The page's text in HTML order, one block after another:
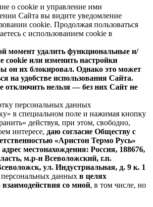
о cookie и управление ими
Сайта вы видите уведомление
cookie. Продолжая пользоваться
с использованием cookie в
момент удалить функциональные и/
cookie или изменить настройки
он их блокировал. Однако это может
на удобстве использования Сайта.
отключить нельзя — без них Сайт не
персональных данных
в специальном поле и нажимая кнопку
действуя, при этом, свободно,
интересе, даю согласие Обществу с
«Аристон Термо Русь»
местонахождения: Россия, 188676,
м.р-н Всеволожский, г.п.
ул. Индустриальная, д. 9 к. 1
данных в целях
со мной, в том числе, но